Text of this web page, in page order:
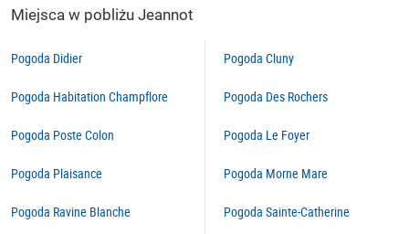
Miejsca w pobliżu Jeannot
Pogoda Didier
Pogoda Habitation Champflore
Pogoda Poste Colon
Pogoda Plaisance
Pogoda Ravine Blanche
Pogoda Cluny
Pogoda Des Rochers
Pogoda Le Foyer
Pogoda Morne Mare
Pogoda Sainte-Catherine